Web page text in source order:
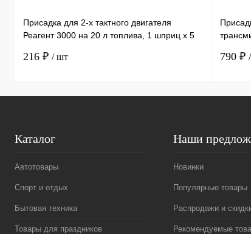
Присадка для 2-х тактного двигателя
Реагент 3000 на 20 л топлива, 1 шприц х 5
216 ₽ / шт 790 ₽
Каталог
Автотовары
Спорт и отдых
Бытовая техника
Товары для праздников
Наши
Новинки
Популярные товары
Распродажи и
Рекомендуемые